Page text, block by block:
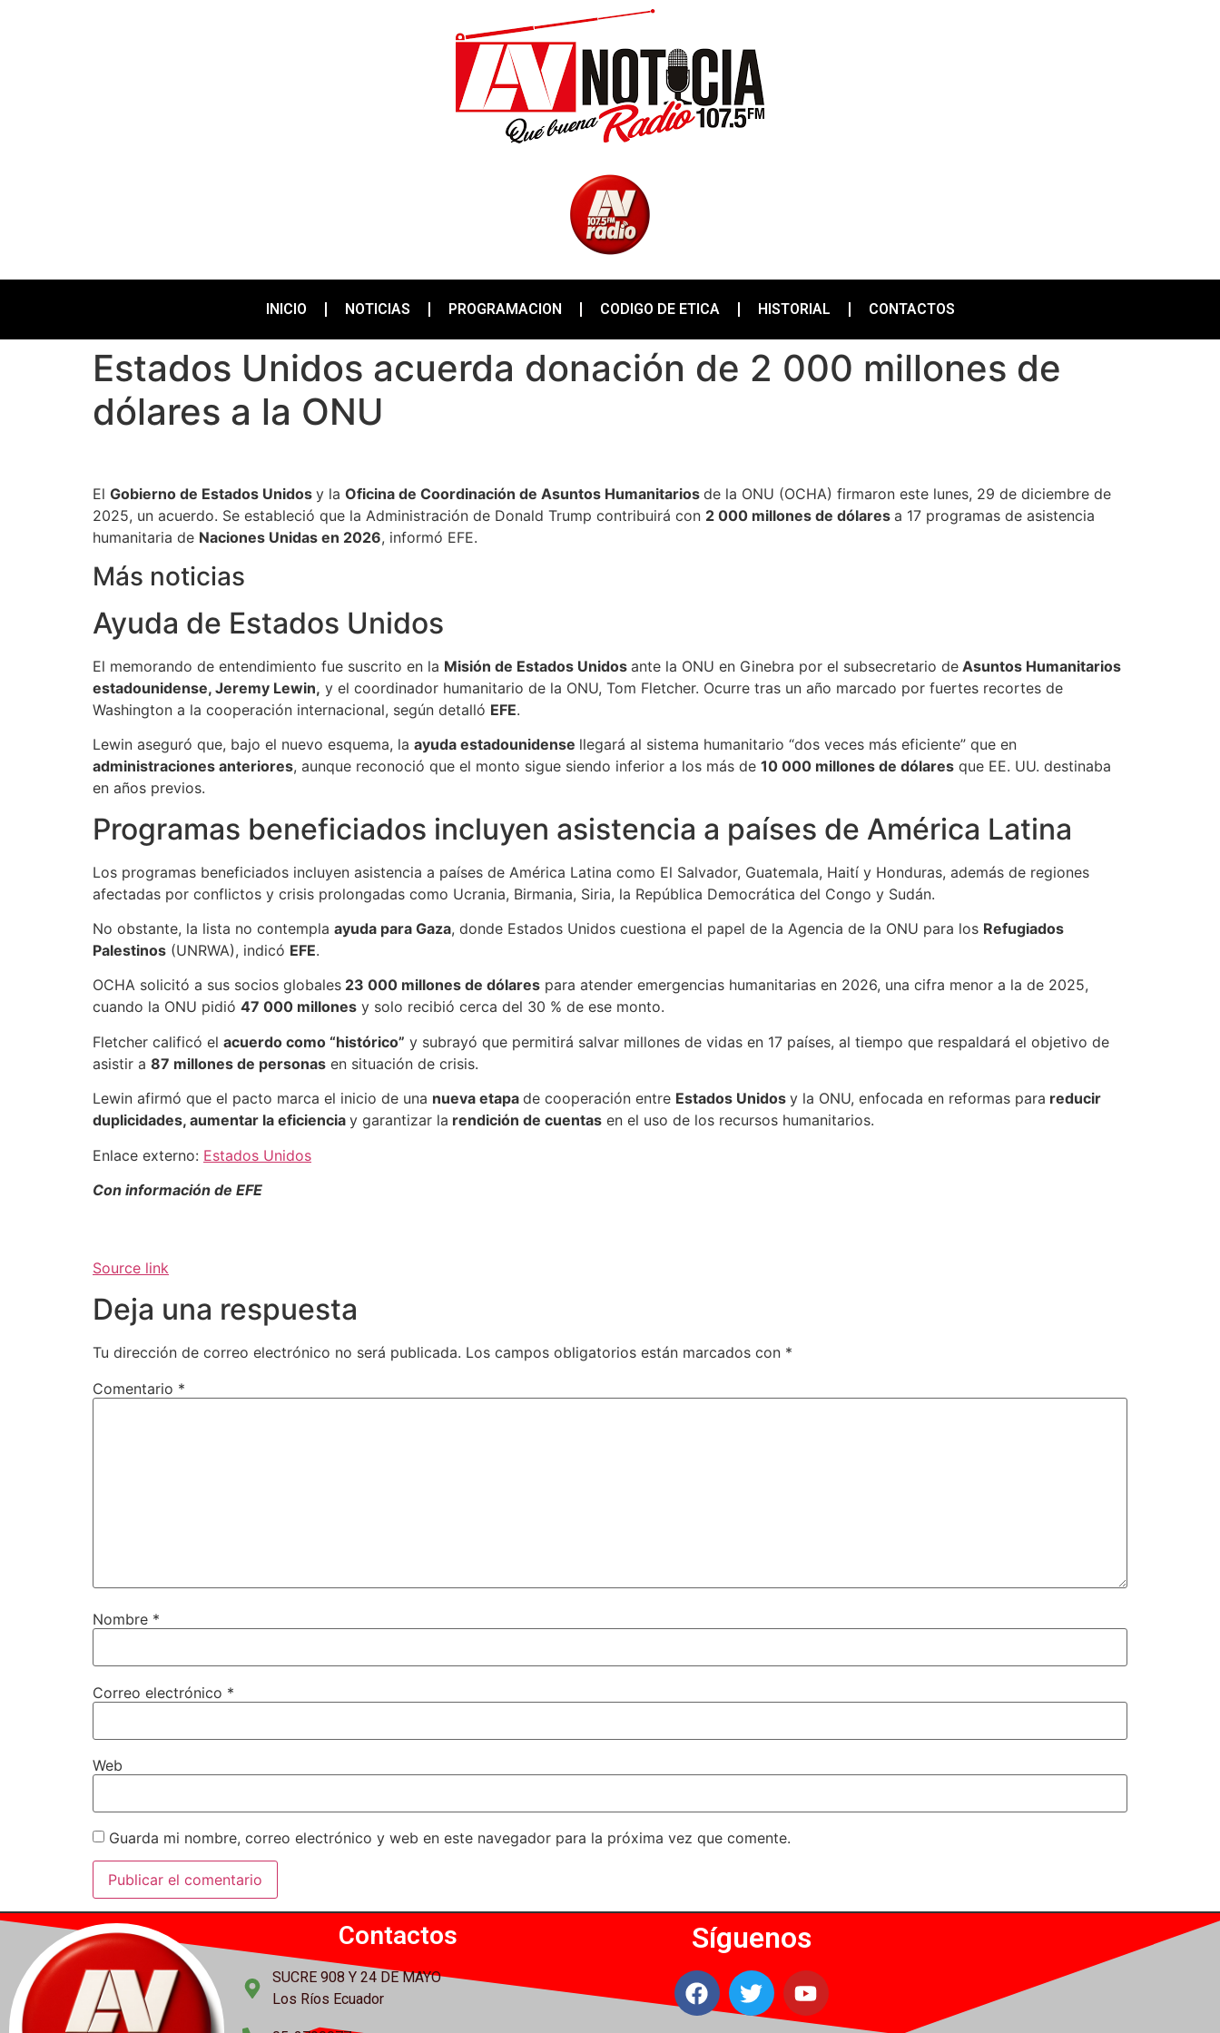
INICIO NOTICIAS PROGRAMACION CODIGO DE ETICA HISTORIAL CONTACTOS
Estados Unidos acuerda donación de 2 000 millones de
dólares a la ONU
El Gobierno de Estados Unidos y la Oficina de Coordinación de Asuntos Humanitarios de la ONU (OCHA) firmaron este lunes, 29 de diciembre de
2025, un acuerdo. Se estableció que la Administración de Donald Trump contribuirá con 2 000 millones de dólares a 17 programas de asistencia
humanitaria de Naciones Unidas en 2026, informó EFE.
Más noticias
Ayuda de Estados Unidos
El memorando de entendimiento fue suscrito en la Misión de Estados Unidos ante la ONU en Ginebra por el subsecretario de Asuntos Humanitarios
estadounidense, Jeremy Lewin, y el coordinador humanitario de la ONU, Tom Fletcher. Ocurre tras un año marcado por fuertes recortes de
Washington a la cooperación internacional, según detalló EFE.
Lewin aseguró que, bajo el nuevo esquema, la ayuda estadounidense llegará al sistema humanitario “dos veces más eficiente” que en
administraciones anteriores, aunque reconoció que el monto sigue siendo inferior a los más de 10 000 millones de dólares que EE. UU. destinaba
en años previos.
Programas beneficiados incluyen asistencia a países de América Latina
Los programas beneficiados incluyen asistencia a países de América Latina como El Salvador, Guatemala, Haití y Honduras, además de regiones
afectadas por conflictos y crisis prolongadas como Ucrania, Birmania, Siria, la República Democrática del Congo y Sudán.
No obstante, la lista no contempla ayuda para Gaza, donde Estados Unidos cuestiona el papel de la Agencia de la ONU para los Refugiados
Palestinos (UNRWA), indicó EFE.
OCHA solicitó a sus socios globales 23 000 millones de dólares para atender emergencias humanitarias en 2026, una cifra menor a la de 2025,
cuando la ONU pidió 47 000 millones y solo recibió cerca del 30 % de ese monto.
Fletcher calificó el acuerdo como “histórico” y subrayó que permitirá salvar millones de vidas en 17 países, al tiempo que respaldará el objetivo de
asistir a 87 millones de personas en situación de crisis.
Lewin afirmó que el pacto marca el inicio de una nueva etapa de cooperación entre Estados Unidos y la ONU, enfocada en reformas para reducir
duplicidades, aumentar la eficiencia y garantizar la rendición de cuentas en el uso de los recursos humanitarios.
Enlace externo: Estados Unidos
Con información de EFE
Source link
Deja una respuesta
Tu dirección de correo electrónico no será publicada. Los campos obligatorios están marcados con *
Comentario *
Nombre *
Correo electrónico *
Web
Guarda mi nombre, correo electrónico y web en este navegador para la próxima vez que comente.
Contactos
SUCRE 908 Y 24 DE MAYO
Los Ríos Ecuador
Síguenos